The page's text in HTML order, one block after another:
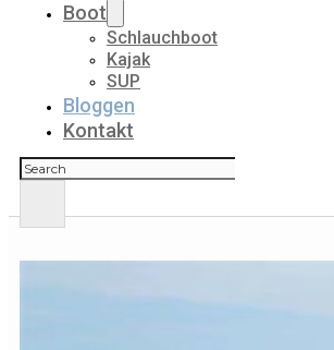
Boot
Schlauchboot
Kajak
SUP
Bloggen
Kontakt
Suchen